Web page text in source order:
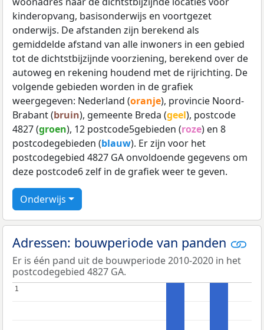
kinderopvang, basisonderwijs en voortgezet
onderwijs. De afstanden zijn berekend als
gemiddelde afstand van alle inwoners in een gebied
tot de dichtstbijzijnde voorziening, berekend over de
autoweg en rekening houdend met de rijrichting. De
volgende gebieden worden in de grafiek
weergegeven: Nederland (oranje), provincie Noord-
Brabant (bruin), gemeente Breda (geel), postcode
4827 (groen), 12 postcode5gebieden (roze) en 8
postcodegebieden (blauw). Er zijn voor het
postcodegebied 4827 GA onvoldoende gegevens om
deze postcode6 zelf in de grafiek weer te geven.
Onderwijs
Adressen: bouwperiode van panden
Er is één pand uit de bouwperiode 2010-2020 in het
postcodegebied 4827 GA.
1
1